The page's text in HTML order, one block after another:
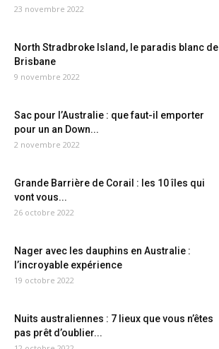
23 novembre 2022
North Stradbroke Island, le paradis blanc de
Brisbane
9 novembre 2022
Sac pour l’Australie : que faut-il emporter
pour un an Down...
2 novembre 2022
Grande Barrière de Corail : les 10 îles qui
vont vous...
26 octobre 2022
Nager avec les dauphins en Australie :
l’incroyable expérience
19 octobre 2022
Nuits australiennes : 7 lieux que vous n’êtes
pas prêt d’oublier...